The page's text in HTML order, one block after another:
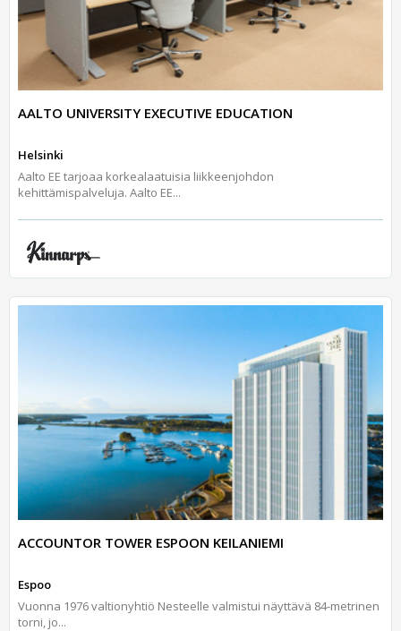
AALTO UNIVERSITY EXECUTIVE EDUCATION
Helsinki
Aalto EE tarjoaa korkealaatuisia liikkeenjohdon
kehittämispalveluja. Aalto EE...
ACCOUNTOR TOWER ESPOON KEILANIEMI
Espoo
Vuonna 1976 valtionyhtiö Nesteelle valmistui näyttävä 84-metrinen
torni, jo...